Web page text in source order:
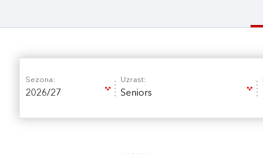
Sezona:
2026/27
Uzrast:
Seniors